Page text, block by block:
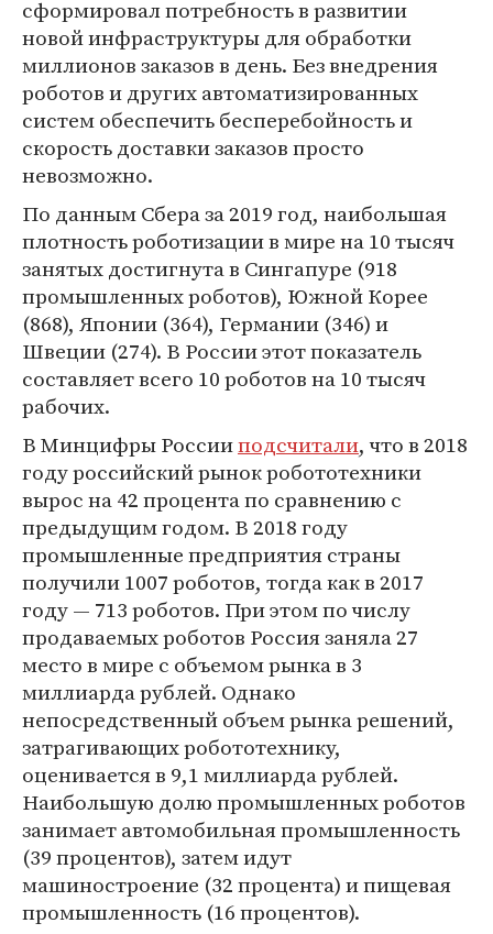
сформировал потребность в развитии
новой инфраструктуры для обработки
миллионов заказов в день. Без внедрения
роботов и других автоматизированных
систем обеспечить бесперебойность и
скорость доставки заказов просто
невозможно.
По данным Сбера за 2019 год, наибольшая
плотность роботизации в мире на 10 тысяч
занятых достигнута в Сингапуре (918
промышленных роботов), Южной Корее
(868), Японии (364), Германии (346) и
Швеции (274). В России этот показатель
составляет всего 10 роботов на 10 тысяч
рабочих.
В Минцифры Россииподсчитали, что в 2018
году российский рынок робототехники
вырос на 42 процента по сравнению с
предыдущим годом. В 2018 году
промышленные предприятия страны
получили 1007 роботов, тогда как в 2017
году — 713 роботов. При этом по числу
продаваемых роботов Россия заняла 27
место в мире с объемом рынка в 3
миллиарда рублей. Однако
непосредственный объем рынка решений,
затрагивающих робототехнику,
оценивается в 9,1 миллиарда рублей.
Наибольшую долю промышленных роботов
занимает автомобильная промышленность
(39 процентов), затем идут
машиностроение (32 процента) и пищевая
промышленность (16 процентов).